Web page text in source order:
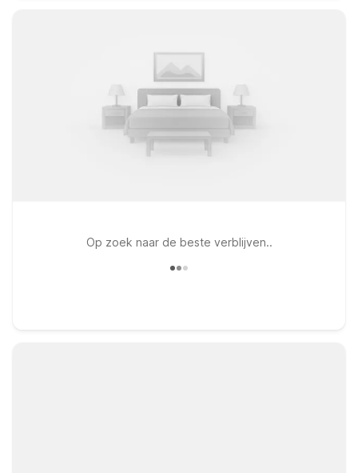
Op zoek naar de beste verblijven..